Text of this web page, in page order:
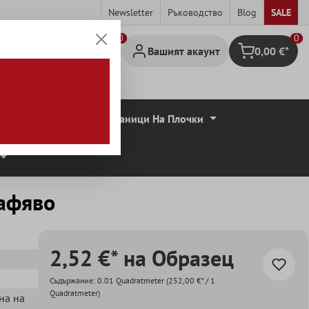
Newsletter Ръководство Blog SALE
Вашият акаунт Количка за
0
0,00 €*
Граници На Плочки
на
2,52 €* на Образец
Съдържание: 0.01 Quadratmeter (252,00 €* / 1
Quadratmeter)